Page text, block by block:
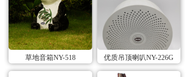
草地音箱NY-518 优质吊顶喇叭NY-226G